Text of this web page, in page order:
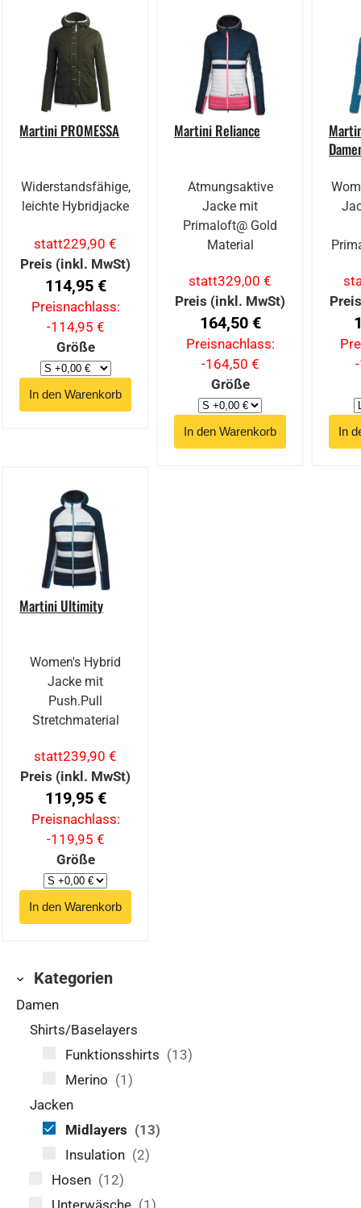
Martini PROMESSA
Widerstandsfähige,
leichte Hybridjacke
statt229,90 €
Preis (inkl. MwSt)
114,95 €
Preisnachlass:
-114,95 €
Größe
Martini Reliance
Atmungsaktive
Jacke mit
Primaloft@ Gold
Material
statt329,00 €
Preis (inkl. MwSt)
164,50 €
Preisnachlass:
-164,50 €
Größe
Martini Ultimity
Women's Hybrid
Jacke mit
Push.Pull
Stretchmaterial
statt239,90 €
Preis (inkl. MwSt)
119,95 €
Preisnachlass:
-119,95 €
Größe
Kategorien
Damen
Shirts/Baselayers
Funktionsshirts (13)
Merino (1)
Jacken
Midlayers (13)
Insulation (2)
Hosen (12)
Unterwäsche (1)